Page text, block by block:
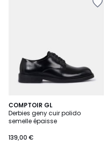
COMPTOIR GL
Derbies geny cuir polido
semelle épaisse
139,00 €